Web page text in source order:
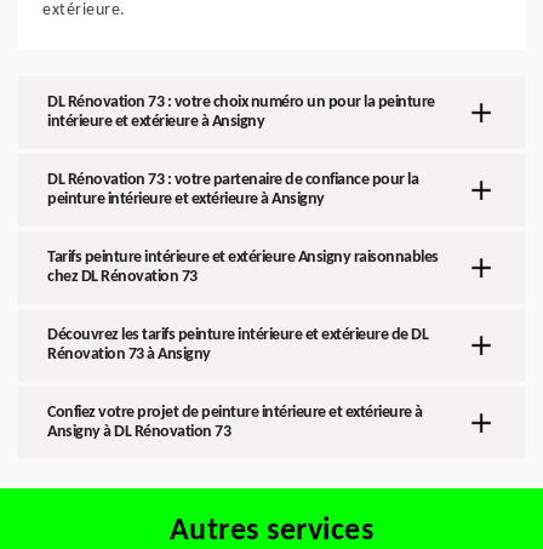
extérieure.
DL Rénovation 73 : votre choix numéro un pour la peinture
intérieure et extérieure à Ansigny
DL Rénovation 73 : votre partenaire de confiance pour la
peinture intérieure et extérieure à Ansigny
Tarifs peinture intérieure et extérieure Ansigny raisonnables
chez DL Rénovation 73
Découvrez les tarifs peinture intérieure et extérieure de DL
Rénovation 73 à Ansigny
Confiez votre projet de peinture intérieure et extérieure à
Ansigny à DL Rénovation 73
Autres services